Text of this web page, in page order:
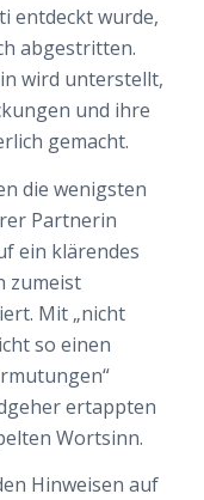
entdeckt wurde,
abgestritten.
wird unterstellt,
und ihre
gemacht.
die wenigsten
Partnerin
ein klärendes
zumeist
Mit „nicht
so einen
ertappten
Wortsinn.
Hinweisen auf